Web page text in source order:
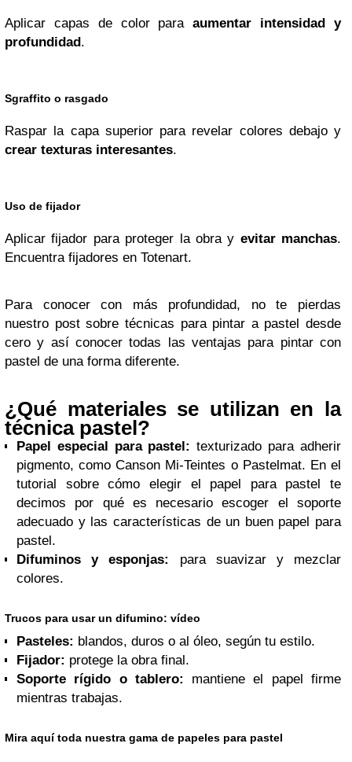
Aplicar capas de color paraaumentar intensidad y
profundidad .
Sgraffito o rasgado
Raspar la capa superior para revelar colores debajo y
crear texturas interesantes.
Uso de fijador
Aplicar fijador para proteger la obra y evitar manchas.
Encuentra fijadores en Totenart.
Para conocer con más profundidad, no te pierdas
nuestro post sobre técnicas para pintar a pastel desde
cero y así conocer todas las ventajas para pintar con
pastel de una forma diferente.
¿Qué materiales se utilizan en la
técnica pastel?
Papel especial para pastel: texturizado para adherir
pigmento, como Canson Mi-Teintes o Pastelmat. En el
tutorial sobre cómo elegir el papel para pastel te
decimos por qué es necesario escoger el soporte
adecuado y las características de un buen papel para
pastel.
Difuminos y esponjas:
para suavizar y mezclar
colores.
Trucos para usar un difumino: vídeo
Pasteles: blandos, duros o al óleo, según tu estilo.
Fijador: protege la obra final.
Soporte rígido o tablero: mantiene el papel firme
mientras trabajas.
Mira aquí toda nuestra gama de papeles para pastel